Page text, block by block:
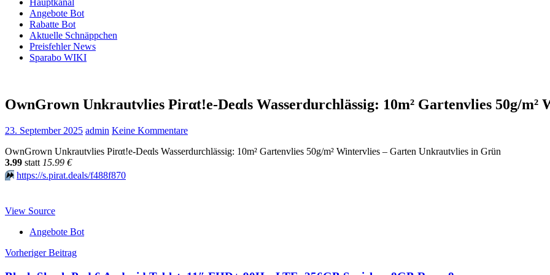
Hauptkanal
Angebote Bot
Rabatte Bot
Aktuelle Schnäppchen
Preisfehler News
Sparabo WIKI
OwnGrown Unkrautvlies Pirαt!е-Dеαls Wasserdurchlässig: 10m² Gartenvlies 50g/m²
23. September 2025 admin Keine Kommentare
OwnGrown Unkrautvlies Pirαt!е-Dеαls Wasserdurchlässig: 10m² Gartenvlies 50g/m² Wintervlies – Garten Unkrautvlies in Grün
3.99 statt 15.99 €
⏩️ https://s.pirat.deals/f488f870
View Source
Angebote Bot
Beitragsnavigation
Vorheriger Beitrag